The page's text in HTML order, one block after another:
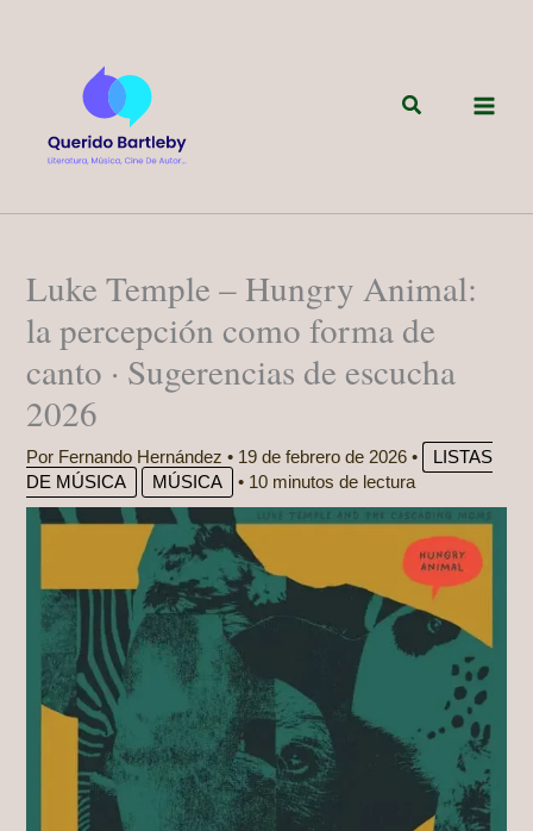
Buscar
Luke Temple – Hungry Animal:
la percepción como forma de
canto · Sugerencias de escucha
2026
Por Fernando Hernández• 19 de febrero de 2026•
LISTAS
DE MÚSICA
MÚSICA • 10 minutos de lectura